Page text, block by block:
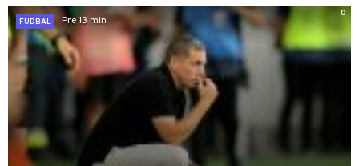
0
FUDBAL
Pre 13 min